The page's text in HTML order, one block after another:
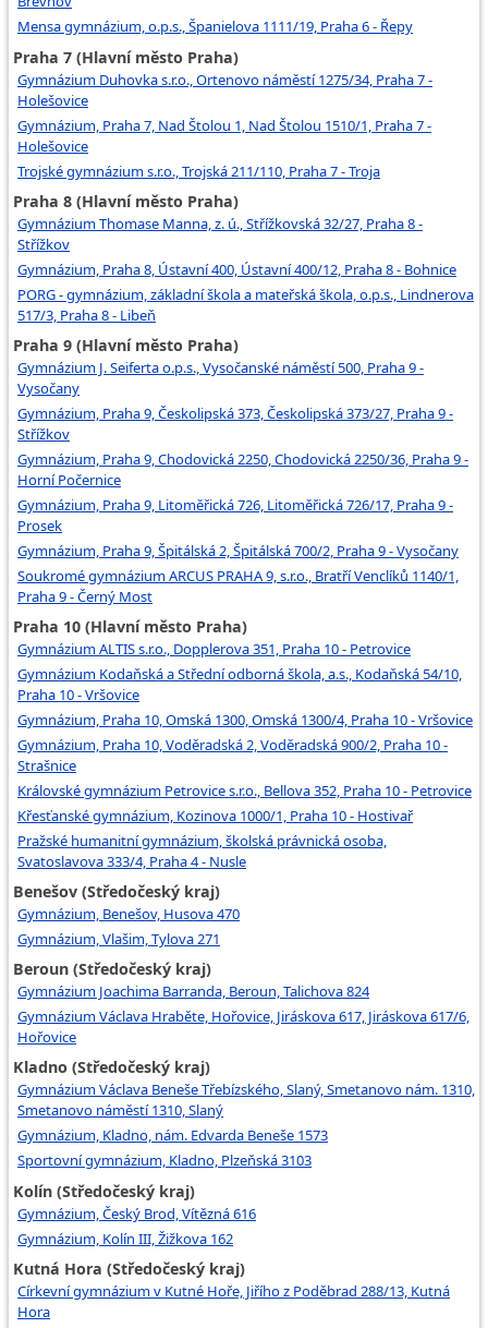
Mensa gymnázium, o.p.s., Španielova 1111/19, Praha 6 - Řepy
Praha 7 (Hlavní město Praha)
Gymnázium Duhovka s.r.o., Ortenovo náměstí 1275/34, Praha 7 -
Holešovice
Gymnázium, Praha 7, Nad Štolou 1, Nad Štolou 1510/1, Praha 7 -
Holešovice
Trojské gymnázium s.r.o., Trojská 211/110, Praha 7 - Troja
Praha 8 (Hlavní město Praha)
Gymnázium Thomase Manna, z. ú., Střížkovská 32/27, Praha 8 -
Střížkov
Gymnázium, Praha 8, Ústavní 400, Ústavní 400/12, Praha 8 - Bohnice
PORG - gymnázium, základní škola a mateřská škola, o.p.s., Lindnerova
517/3, Praha 8 - Libeň
Praha 9 (Hlavní město Praha)
Gymnázium J. Seiferta o.p.s., Vysočanské náměstí 500, Praha 9 -
Vysočany
Gymnázium, Praha 9, Českolipská 373, Českolipská 373/27, Praha 9 -
Střížkov
Gymnázium, Praha 9, Chodovická 2250, Chodovická 2250/36, Praha 9 -
Horní Počernice
Gymnázium, Praha 9, Litoměřická 726, Litoměřická 726/17, Praha 9 -
Prosek
Gymnázium, Praha 9, Špitálská 2, Špitálská 700/2, Praha 9 - Vysočany
Soukromé gymnázium ARCUS PRAHA 9, s.r.o., Bratří Venclíků 1140/1,
Praha 9 - Černý Most
Praha 10 (Hlavní město Praha)
Gymnázium ALTIS s.r.o., Dopplerova 351, Praha 10 - Petrovice
Gymnázium Kodaňská a Střední odborná škola, a.s., Kodaňská 54/10,
Praha 10 - Vršovice
Gymnázium, Praha 10, Omská 1300, Omská 1300/4, Praha 10 - Vršovice
Gymnázium, Praha 10, Voděradská 2, Voděradská 900/2, Praha 10 -
Strašnice
Královské gymnázium Petrovice s.r.o., Bellova 352, Praha 10 - Petrovice
Křesťanské gymnázium, Kozinova 1000/1, Praha 10 - Hostivař
Pražské humanitní gymnázium, školská právnická osoba,
Svatoslavova 333/4, Praha 4 - Nusle
Benešov (Středočeský kraj)
Gymnázium, Benešov, Husova 470
Gymnázium, Vlašim, Tylova 271
Beroun (Středočeský kraj)
Gymnázium Joachima Barranda, Beroun, Talichova 824
Gymnázium Václava Hraběte, Hořovice, Jiráskova 617, Jiráskova 617/6,
Hořovice
Kladno (Středočeský kraj)
Gymnázium Václava Beneše Třebízského, Slaný, Smetanovo nám. 1310,
Smetanovo náměstí 1310, Slaný
Gymnázium, Kladno, nám. Edvarda Beneše 1573
Sportovní gymnázium, Kladno, Plzeňská 3103
Kolín (Středočeský kraj)
Gymnázium, Český Brod, Vítězná 616
Gymnázium, Kolín III, Žižkova 162
Kutná Hora (Středočeský kraj)
Církevní gymnázium v Kutné Hoře, Jiřího z Poděbrad 288/13, Kutná
Hora